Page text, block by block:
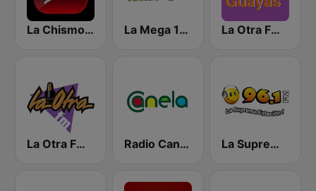
La Chismosa 104.1 La Mega 103.3 FM La Otra FM - Guayaquil
La Otra FM - Quito Radio Canela Azuay La Suprema Estacion 96.1 FM